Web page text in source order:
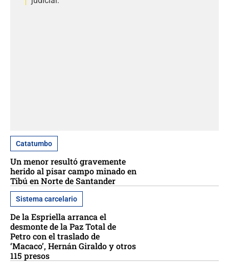
Catatumbo
Un menor resultó gravemente
herido al pisar campo minado en
Tibú en Norte de Santander
Sistema carcelario
De la Espriella arranca el
desmonte de la Paz Total de
Petro con el traslado de
‘Macaco’, Hernán Giraldo y otros
115 presos